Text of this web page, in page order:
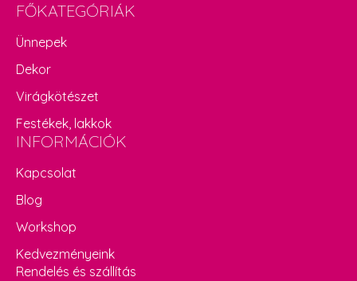
FŐKATEGÓRIÁK
Ünnepek
Dekor
Virágkötészet
Festékek, lakkok
INFORMÁCIÓK
Kapcsolat
Blog
Workshop
Kedvezményeink
Rendelés és szállítás